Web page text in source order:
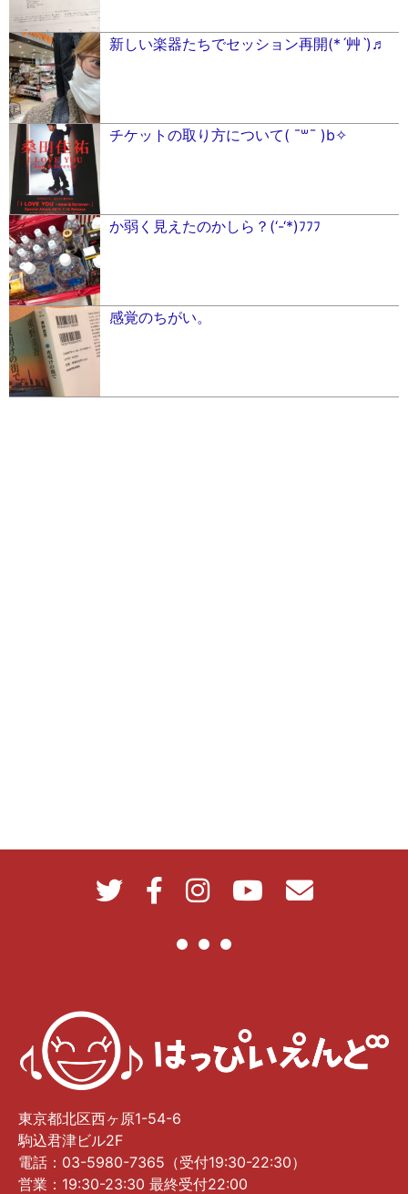
新しい楽器たちでセッション再開(*ˊ艸ˋ)♬
チケットの取り方について( ¯꒳¯ )b✧︎
か弱く見えたのかしら？(‘-‘*)ﾌﾌﾌ
感覚のちがい。
東京都北区西ヶ原1-54-6
駒込君津ビル2F
電話：03-5980-7365（受付19:30-22:30）
営業：19:30-23:30 最終受付22:00